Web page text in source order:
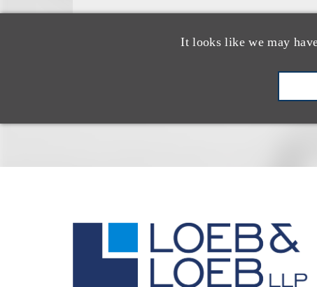
It looks like we may